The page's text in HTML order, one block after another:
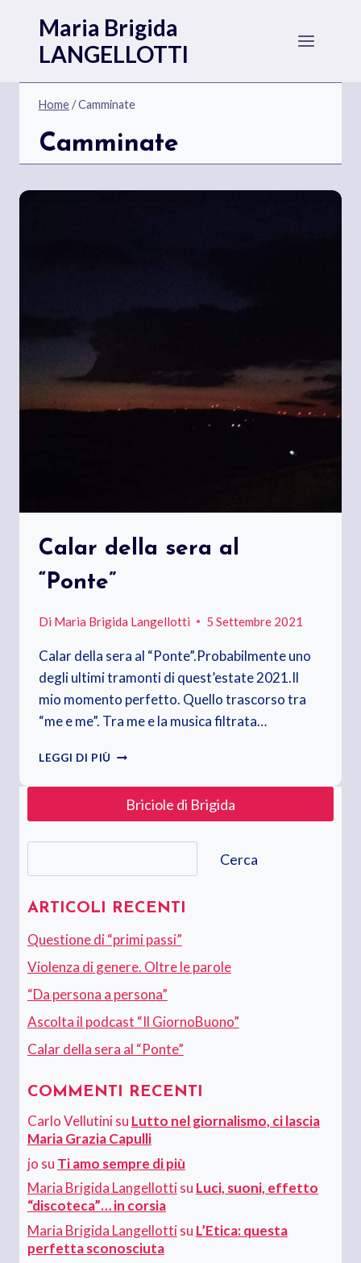
contenuto
Maria Brigida
LANGELLOTTI
Home/Camminate
Camminate
Calar della sera al
“Ponte”
Di Maria Brigida Langellotti 5 Settembre 2021
Calar della sera al “Ponte”.Probabilmente uno
degli ultimi tramonti di quest’estate 2021.Il
mio momento perfetto. Quello trascorso tra
“me e me”. Tra me e la musica filtrata…
LEGGI DI PIÙ CALAR
SERA
“PONTE”
Briciole di Brigida
Cerca
ARTICOLI RECENTI
Questione di “primi passi”
Violenza di genere. Oltre le parole
“Da persona a persona”
Ascolta il podcast “Il GiornoBuono”
Calar della sera al “Ponte”
COMMENTI RECENTI
Carlo Vellutinisu Lutto nel giornalismo, ci lascia
Maria Grazia Capulli
jo su Ti amo sempre di più
Maria Brigida Langellottisu Luci, suoni, effetto
“discoteca”… in corsia
Maria Brigida Langellottisu L’Etica: questa
perfetta sconosciuta